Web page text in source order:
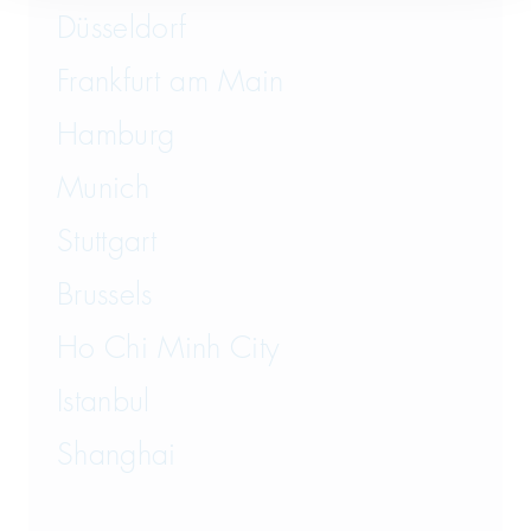
Düsseldorf
Frankfurt am Main
Hamburg
Munich
Stuttgart
Brussels
Ho Chi Minh City
Istanbul
Shanghai